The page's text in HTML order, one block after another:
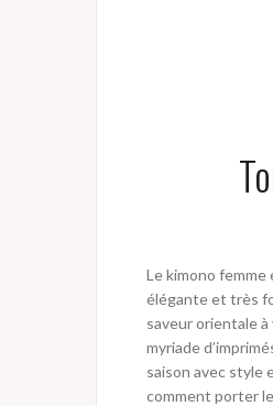
Le kimono
élégante et très
saveur orientale
myriade
saison avec style
comment porter